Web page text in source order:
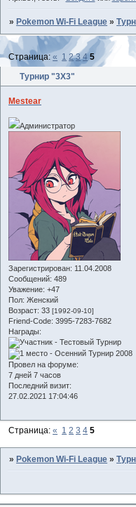
» Pokemon Wi-Fi League »
Турнир "3Х3"
Страница:« 1 2 3 4 5
Mestear
Администратор
Зарегистрирован: 11.04.2008
Сообщений: 489
Уважение: +47
Пол: Женский
Возраст: 33 [1992-09-10]
Friend-Сode: 3995-7283-7682
Награды:
Провел на форуме:
7 дней 7 часов
Последний визит:
27.02.2021 17:04:46
Страница:« 1 2 3 4 5
» Pokemon Wi-Fi League »